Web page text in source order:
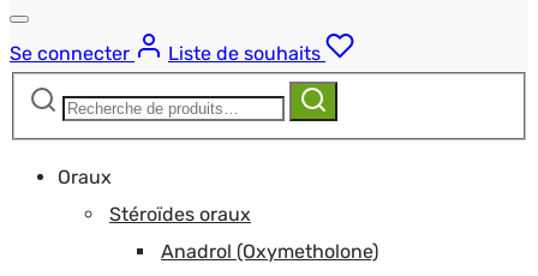
Se connecter
Liste de souhaits
Recherche
Recherche
Oraux
Stéroïdes oraux
Anadrol (Oxymetholone)